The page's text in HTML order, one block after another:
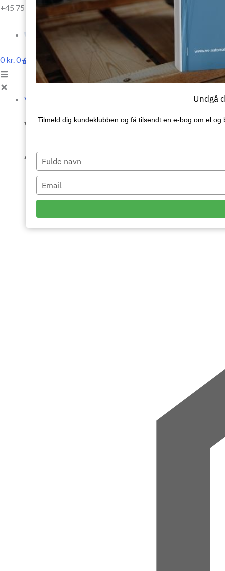
+45 75 64 18 99
+45 75 64 18 99
0 kr.0 Kurv
VI TILBYDER
Vi tilbyder (A - Å)
A
Undgå
Tilmeld dig kundeklubben og få tilsendt en e‑bog om el
Type
your
name
Type
your
email